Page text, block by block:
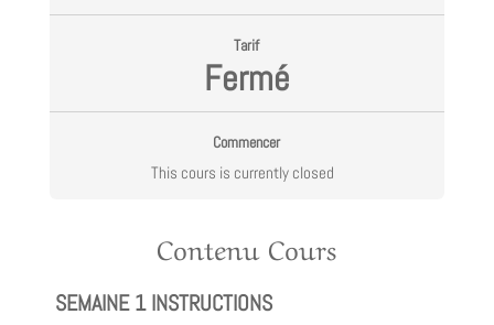
Tarif
Fermé
Commencer
This cours is currently closed
Contenu Cours
SEMAINE 1 INSTRUCTIONS